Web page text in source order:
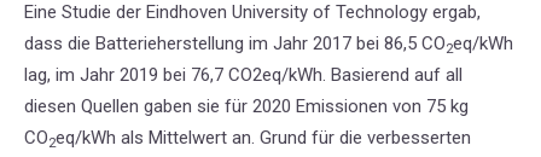
Eine Studie der Eindhoven University of Technology ergab,
dass die Batterieherstellung im Jahr 2017 bei 86,5 CO2eq/kWh
lag, im Jahr 2019 bei 76,7 CO2eq/kWh. Basierend auf all
diesen Quellen gaben sie für 2020 Emissionen von 75 kg
CO2eq/kWh als Mittelwert an. Grund für die verbesserten